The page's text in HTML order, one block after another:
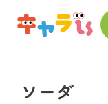
ソーダ